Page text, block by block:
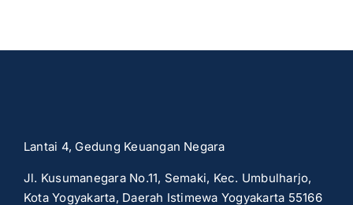
Lantai 4, Gedung Keuangan Negara
Jl. Kusumanegara No.11, Semaki, Kec. Umbulharjo,
Kota Yogyakarta, Daerah Istimewa Yogyakarta 55166